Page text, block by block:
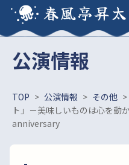
春風亭昇太
公演情報
TOP > 公演情報 > その他 >
ト」－美味しいものは心を
anniversary